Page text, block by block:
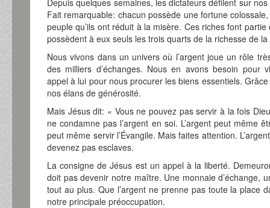
Depuis quelques semaines, les dictateurs défilent sur
Fait remarquable: chacun possède une fortune
peuple qu’ils ont réduit à la misère. Ces riches font
possèdent à eux seuls les trois quarts de la richesse de
Nous vivons dans un univers où l’argent joue un rôle
des milliers d’échanges. Nous en avons besoin pour
appel à lui pour nous procurer les biens essentiels.
nos élans de générosité.
Mais Jésus dit: « Vous ne pouvez pas servir à la fois
ne condamne pas l’argent en soi. L’argent peut même
peut même servir l’Évangile. Mais faites attention.
devenez pas esclaves.
La consigne de Jésus est un appel à la liberté.
doit pas devenir notre maître. Une monnaie d’échange,
tout au plus. Que l’argent ne prenne pas toute la place
notre principale préoccupation.